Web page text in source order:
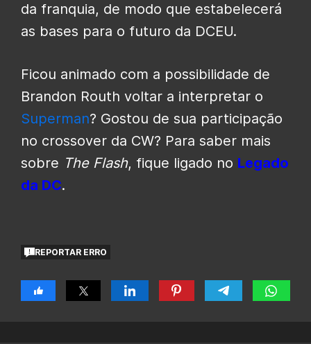
da franquia, de modo que estabelecerá
as bases para o futuro da DCEU.
Ficou animado com a possibilidade de
Brandon Routh voltar a interpretar o
Superman? Gostou de sua participação
no crossover da CW? Para saber mais
sobre The Flash, fique ligado no Legado
da DC.
REPORTAR ERRO